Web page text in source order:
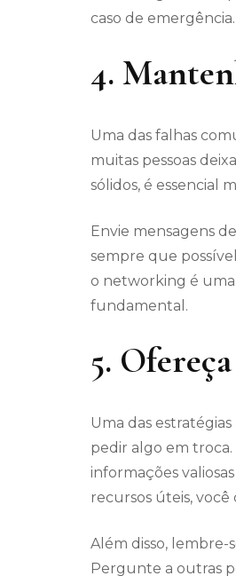
caso de emergência.
4.
Uma das falhas
muitas pessoas
sólidos, é essencial
Envie mensagens
sempre que
o networking é uma
fundamental.
5.
Uma das
pedir algo em
informações
recursos úteis, você
Além disso, lembre-
Pergunte a outras